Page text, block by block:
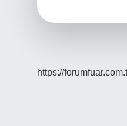
https://